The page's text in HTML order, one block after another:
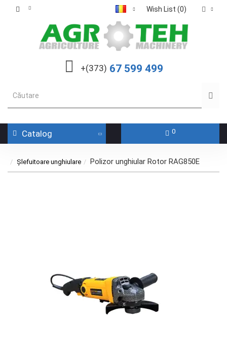
Wish List (0)
+(373) 67 599 499
Catalog 0
Șlefuitoare unghiulare Polizor unghiular Rotor RAG850E